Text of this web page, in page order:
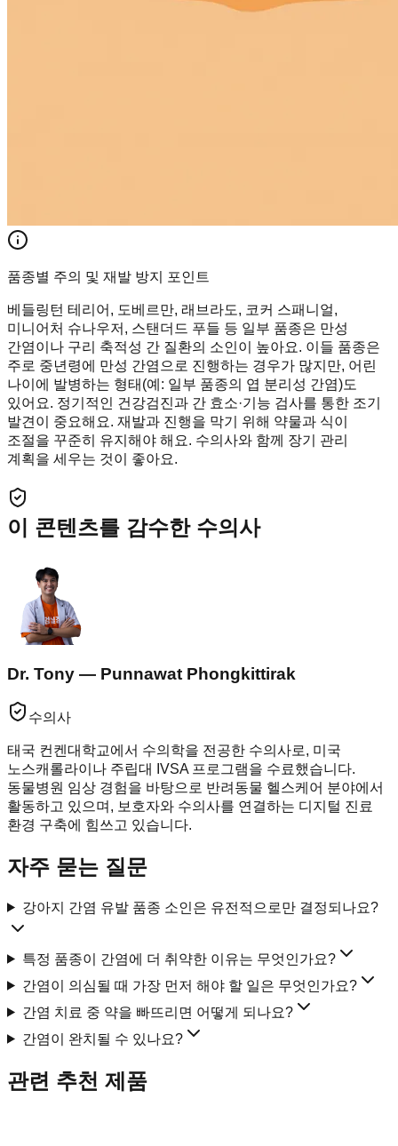
품종별 주의 및 재발 방지 포인트
베들링턴 테리어, 도베르만, 래브라도, 코커 스패니얼,
미니어처 슈나우저, 스탠더드 푸들 등 일부 품종은 만성
간염이나 구리 축적성 간 질환의 소인이 높아요. 이들 품종은
주로 중년령에 만성 간염으로 진행하는 경우가 많지만, 어린
나이에 발병하는 형태(예: 일부 품종의 엽 분리성 간염)도
있어요. 정기적인 건강검진과 간 효소·기능 검사를 통한 조기
발견이 중요해요. 재발과 진행을 막기 위해 약물과 식이
조절을 꾸준히 유지해야 해요. 수의사와 함께 장기 관리
계획을 세우는 것이 좋아요.
이 콘텐츠를 감수한 수의사
Dr. Tony — Punnawat Phongkittirak
수의사
태국 컨켄대학교에서 수의학을 전공한 수의사로, 미국
노스캐롤라이나 주립대 IVSA 프로그램을 수료했습니다.
동물병원 임상 경험을 바탕으로 반려동물 헬스케어 분야에서
활동하고 있으며, 보호자와 수의사를 연결하는 디지털 진료
환경 구축에 힘쓰고 있습니다.
자주 묻는 질문
강아지 간염 유발 품종 소인은 유전적으로만 결정되나요?
특정 품종이 간염에 더 취약한 이유는 무엇인가요?
간염이 의심될 때 가장 먼저 해야 할 일은 무엇인가요?
간염 치료 중 약을 빠뜨리면 어떻게 되나요?
간염이 완치될 수 있나요?
관련 추천 제품